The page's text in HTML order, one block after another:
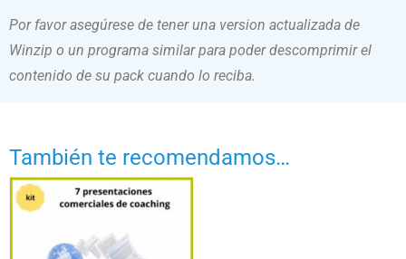
Por favor asegúrese de tener una version actualizada de
Winzip o un programa similar para poder descomprimir el
contenido de su pack cuando lo reciba.
También te recomendamos…